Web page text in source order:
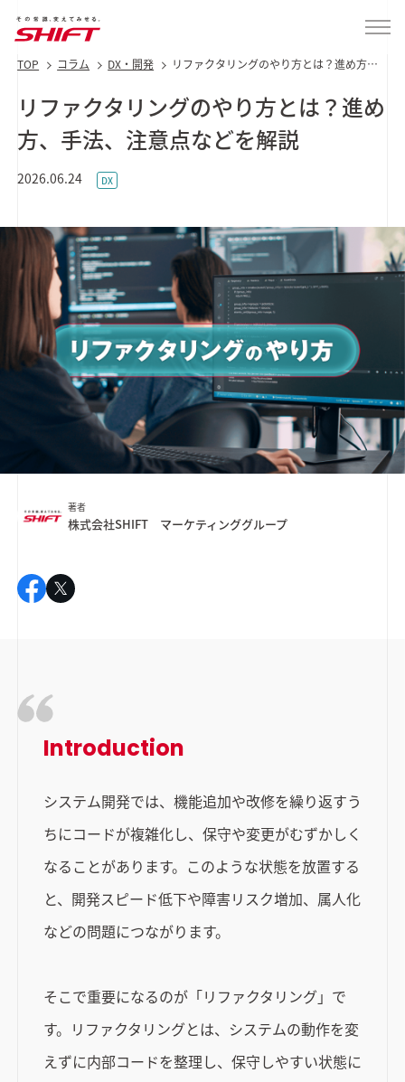
TOP コラム DX・開発
リファクタリングのやり方とは？進め方、
リファクタリングのやり方とは？進め
方、手法、注意点などを解説
2026.06.24 DX
著者
株式会社SHIFT マーケティンググループ
Introduction
システム開発では、機能追加や改修を繰り返すう
ちにコードが複雑化し、保守や変更がむずかしく
なることがあります。このような状態を放置する
と、開発スピード低下や障害リスク増加、属人化
などの問題につながります。
そこで重要になるのが「リファクタリング」で
す。リファクタリングとは、システムの動作を変
えずに内部コードを整理し、保守しやすい状態に